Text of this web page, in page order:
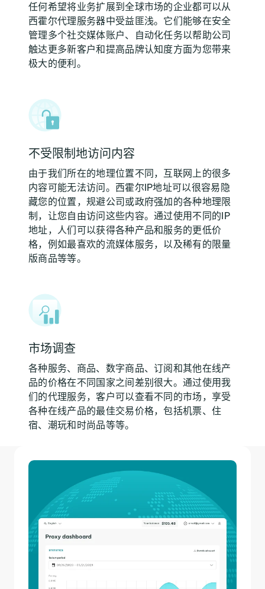
任何希望将业务扩展到全球市场的企业都可以从
西霍尔代理服务器中受益匪浅。它们能够在安全
管理多个社交媒体账户、自动化任务以帮助公司
触达更多新客户和提高品牌认知度方面为您带来
极大的便利。
不受限制地访问内容
由于我们所在的地理位置不同，互联网上的很多
内容可能无法访问。西霍尔IP地址可以很容易隐
藏您的位置，规避公司或政府强加的各种地理限
制，让您自由访问这些内容。通过使用不同的IP
地址，人们可以获得各种产品和服务的更低价
格，例如最喜欢的流媒体服务，以及稀有的限量
版商品等等。
市场调查
各种服务、商品、数字商品、订阅和其他在线产
品的价格在不同国家之间差别很大。通过使用我
们的代理服务，客户可以查看不同的市场，享受
各种在线产品的最佳交易价格，包括机票、住
宿、潮玩和时尚品等等。